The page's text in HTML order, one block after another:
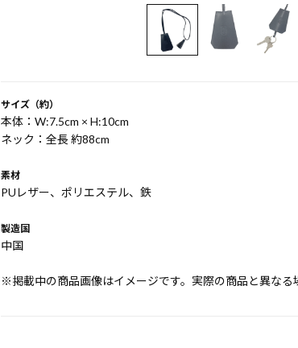
サイズ（約）
本体：W:7.5cm × H:10cm
ネック：全長 約88cm
素材
PUレザー、ポリエステル、鉄
製造国
中国
※掲載中の商品画像はイメージです。実際の商品と異なる